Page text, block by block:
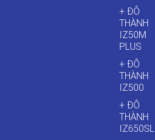
+ ĐÔ
THÀNH
IZ50M
PLUS
+ ĐÔ
THÀNH
IZ500
+ ĐÔ
THÀNH
IZ650SL